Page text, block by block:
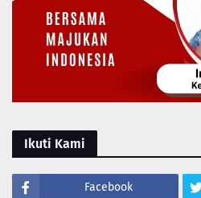
Ikuti Kami
Facebook